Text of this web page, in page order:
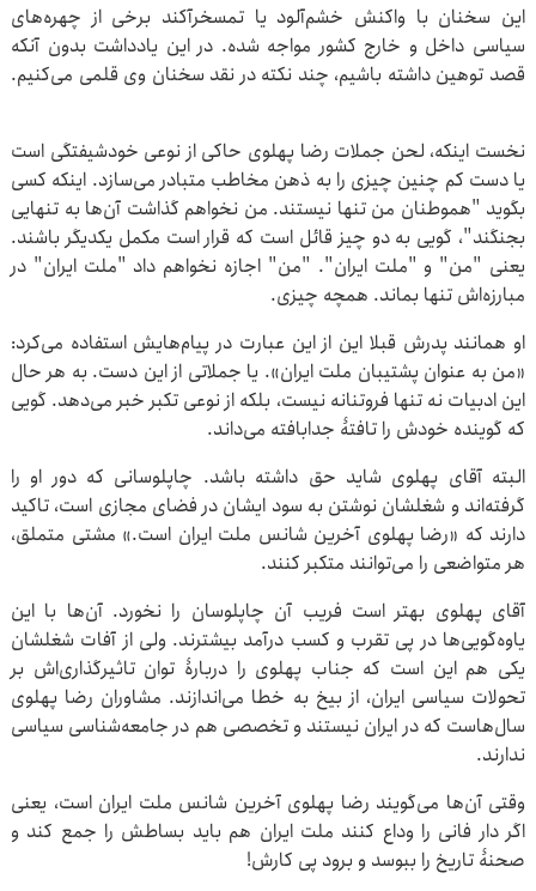
این سخنان با واکنش خشم‌آلود یا تمسخرآکند برخی از چهره‌های
سیاسی داخل و خارج کشور مواجه شده. در این یادداشت بدون آنکه
قصد توهین داشته باشیم، چند نکته در نقد سخنان وی قلمی می‌کنیم.
نخست اینکه، لحن جملات رضا پهلوی حاکی از نوعی خودشیفتگی است
یا دست کم چنین چیزی را به ذهن مخاطب متبادر می‌سازد. اینکه کسی
بگوید "هموطنان من تنها نیستند. من نخواهم گذاشت آن‌ها به تنهایی
بجنگند"، گویی به دو چیز قائل است که قرار است مکمل یکدیگر باشند.
یعنی "من" و "ملت ایران". "من" اجازه نخواهم داد "ملت ایران" در
مبارزه‌اش تنها بماند. همچه چیزی.
او همانند پدرش قبلا این از این عبارت در پیام‌هایش استفاده می‌کرد:
«من به عنوان پشتیبان ملت ایران». یا جملاتی از این دست. به هر حال
این ادبیات نه تنها فروتنانه نیست، بلکه از نوعی تکبر خبر می‌دهد. گویی
که گوینده خودش را تافتۀ جدابافته می‌داند.
البته آقای پهلوی شاید حق داشته باشد. چاپلوسانی که دور او را
گرفته‌اند و شغلشان نوشتن به سود ایشان در فضای مجازی است، تاکید
دارند که «رضا پهلوی آخرین شانس ملت ایران است.» مشتی متملق،
هر متواضعی را می‌توانند متکبر کنند.
آقای پهلوی بهتر است فریب آن چاپلوسان را نخورد. آن‌ها با این
یاوه‌گویی‌ها در پی تقرب و کسب درآمد بیشترند. ولی از آفات شغلشان
یکی هم این است که جناب پهلوی را دربارۀ توان تاثیرگذاری‌اش بر
تحولات سیاسی ایران، از بیخ به خطا می‌اندازند. مشاوران رضا پهلوی
سال‌هاست که در ایران نیستند و تخصصی هم در جامعه‌شناسی سیاسی
ندارند.
وقتی آن‌ها می‌گویند رضا پهلوی آخرین شانس ملت ایران است، یعنی
اگر دار فانی را وداع کنند ملت ایران هم باید بساطش را جمع کند و
صحنۀ تاریخ را ببوسد و برود پی کارش!